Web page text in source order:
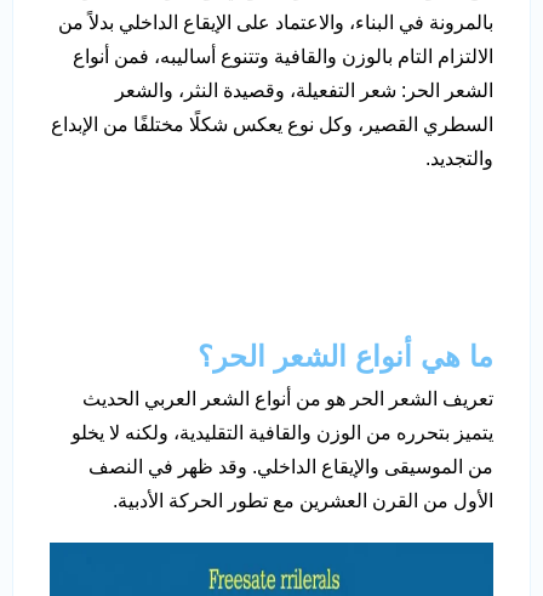
بالمرونة في البناء، والاعتماد على الإيقاع الداخلي بدلاً من
الالتزام التام بالوزن والقافية وتتنوع أساليبه، فمن أنواع
الشعر الحر: شعر التفعيلة، وقصيدة النثر، والشعر
السطري القصير، وكل نوع يعكس شكلًا مختلفًا من الإبداع
والتجديد.
ما هي أنواع الشعر الحر؟
تعريف الشعر الحر هو من أنواع الشعر العربي الحديث
يتميز بتحرره من الوزن والقافية التقليدية، ولكنه لا يخلو
من الموسيقى والإيقاع الداخلي. وقد ظهر في النصف
الأول من القرن العشرين مع تطور الحركة الأدبية.